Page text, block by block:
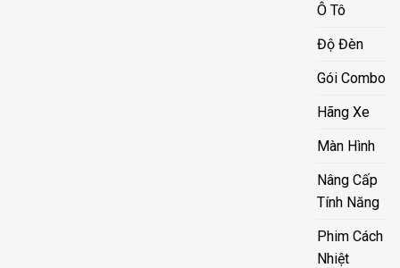
Ô Tô
Độ Đèn
Gói Combo
Hãng Xe
Màn Hình
Nâng Cấp
Tính Năng
Phim Cách
Nhiệt